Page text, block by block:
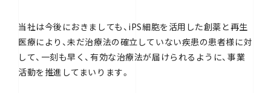
当社は今後におきましても、iPS細胞を活用した創薬と再生
医療により、未だ治療法の確立していない疾患の患者様に対
して、一刻も早く、有効な治療法が届けられるように、事業
活動を推進してまいります。